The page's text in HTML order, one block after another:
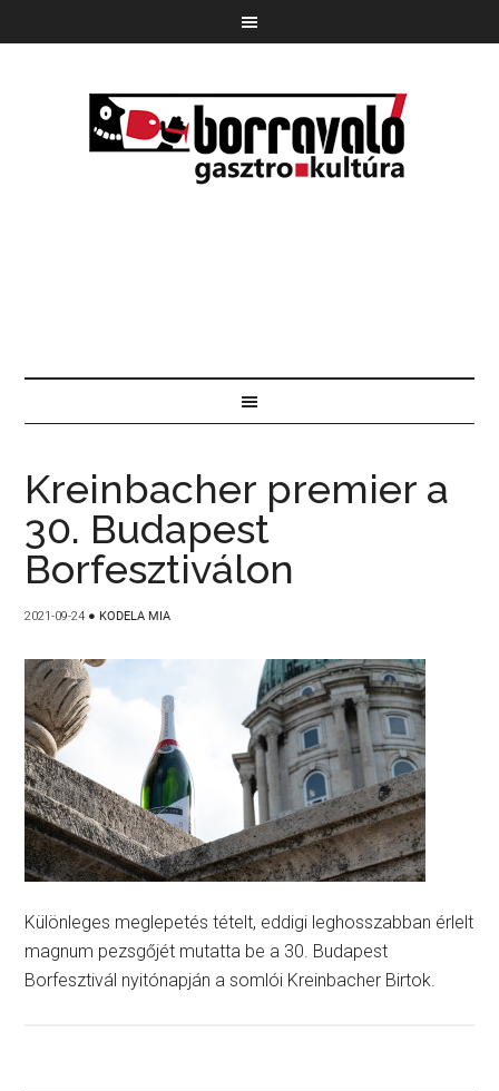
Kreinbacher premier a
30. Budapest
Borfesztiválon
2021-09-24 ● KODELA MIA
Különleges meglepetés tételt, eddigi leghosszabban érlelt
magnum pezsgőjét mutatta be a 30. Budapest
Borfesztivál nyitónapján a somlói Kreinbacher Birtok.